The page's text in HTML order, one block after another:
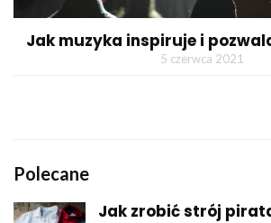
Jak muzyka inspiruje i
5 czerwca 2021
Polecane
Jak zrobić strój